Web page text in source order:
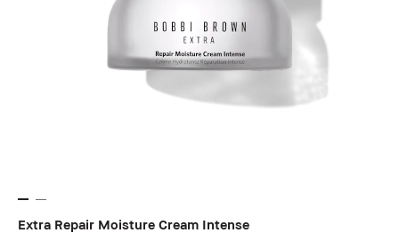
Extra Repair Moisture Cream Intense